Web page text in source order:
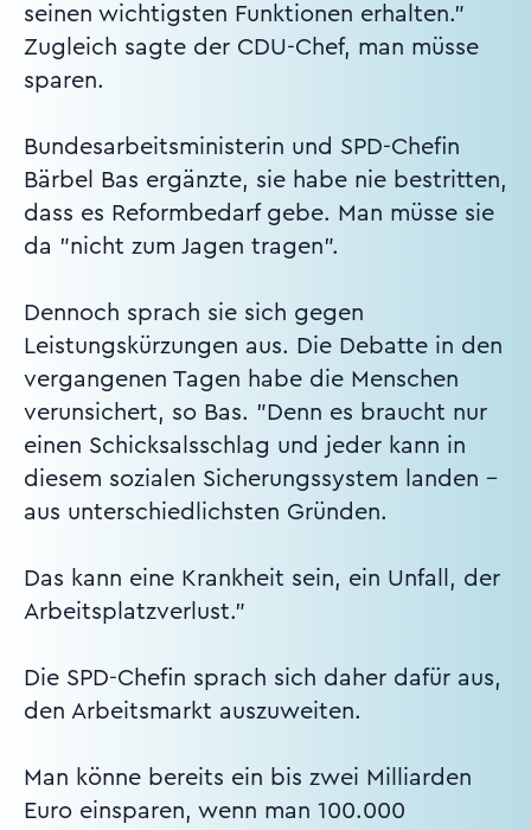
seinen wichtigsten Funktionen erhalten."
Zugleich sagte der CDU-Chef, man müsse
sparen.
Bundesarbeitsministerin und SPD-Chefin
Bärbel Bas ergänzte, sie habe nie bestritten,
dass es Reformbedarf gebe. Man müsse sie
da "nicht zum Jagen tragen".
Dennoch sprach sie sich gegen
Leistungskürzungen aus. Die Debatte in den
vergangenen Tagen habe die Menschen
verunsichert, so Bas. "Denn es braucht nur
einen Schicksalsschlag und jeder kann in
diesem sozialen Sicherungssystem landen -
aus unterschiedlichsten Gründen.
Das kann eine Krankheit sein, ein Unfall, der
Arbeitsplatzverlust."
Die SPD-Chefin sprach sich daher dafür aus,
den Arbeitsmarkt auszuweiten.
Man könne bereits ein bis zwei Milliarden
Euro einsparen, wenn man 100.000